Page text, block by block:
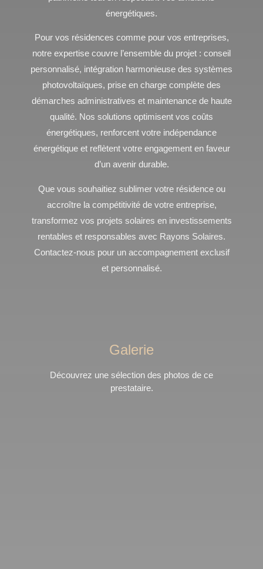
énergétiques.
Pour vos résidences comme pour vos entreprises,
notre expertise couvre l’ensemble du projet : conseil
personnalisé, intégration harmonieuse des systèmes
photovoltaïques, prise en charge complète des
démarches administratives et maintenance de haute
qualité. Nos solutions optimisent vos coûts
énergétiques, renforcent votre indépendance
énergétique et reflètent votre engagement en faveur
d’un avenir durable.
Que vous souhaitiez sublimer votre résidence ou
accroître la compétitivité de votre entreprise,
transformez vos projets solaires en investissements
rentables et responsables avec Rayons Solaires.
Contactez-nous pour un accompagnement exclusif
et personnalisé.
Galerie
Découvrez une sélection des photos de ce
prestataire.